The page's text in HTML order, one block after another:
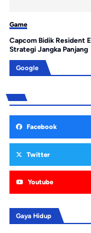
Game
Capcom Bidik Resident
Strategi Jangka Panjang
Google
Facebook
Twitter
Youtube
Gaya Hidup